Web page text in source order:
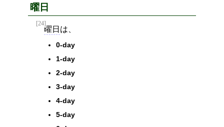
曜日
[24]
曜日 は、
0-day
1-day
2-day
3-day
4-day
5-day